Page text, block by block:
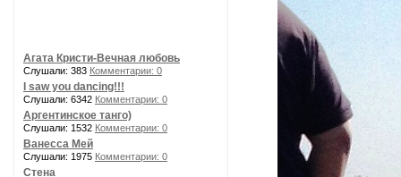
Агата Кристи-Вечная любовь
Слушали: 383 Комментарии: 0
I saw you dancing!!!
Слушали: 6342 Комментарии: 0
Аргентинское танго)
Слушали: 1532 Комментарии: 0
Ванесса Мей
Слушали: 1975 Комментарии: 0
Стена